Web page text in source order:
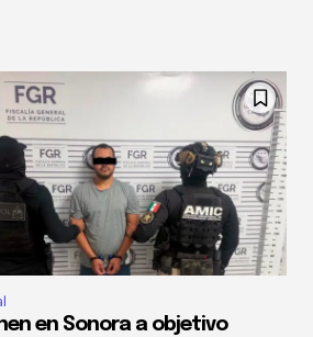
en Sonora a objetivo